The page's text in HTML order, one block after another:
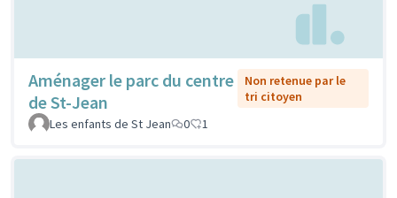
Aménager le parc du centre
de St-Jean
Non retenue par le
tri citoyen
Les enfants de St Jean
0 1